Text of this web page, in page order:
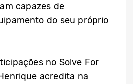
capazes de
do seu próprio
no Solve For
acredita na